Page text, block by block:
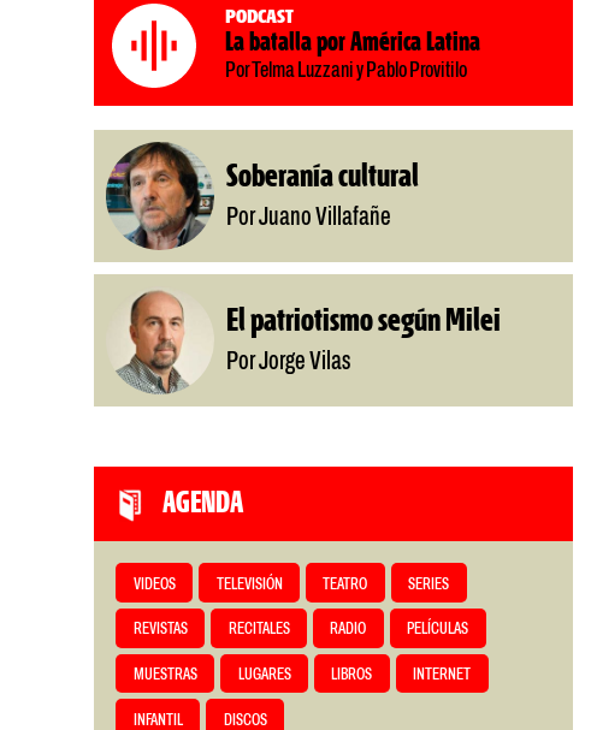
Podcast
La batalla por América Latina
Por Telma Luzzani y Pablo Provitilo
Soberanía cultural
Por Juano Villafañe
El patriotismo según Milei
Por Jorge Vilas
AGENDA
VIDEOS TELEVISIÓN TEATRO SERIES
REVISTAS RECITALES RADIO PELÍCULAS
MUESTRAS LUGARES LIBROS INTERNET
INFANTIL DISCOS